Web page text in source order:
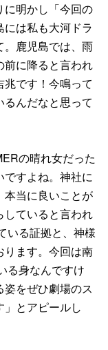
に明かし「今回の
は私も大河ドラ
。鹿児島では、雨
前に降ると言われ
です！今鳴って
んだなと思って
の晴れ女だった
すよね。神社に
本当に良いことが
していると言われ
いる証拠と、神様
ります。今回は南
る身なんですけ
をぜひ劇場のス
とアピールし